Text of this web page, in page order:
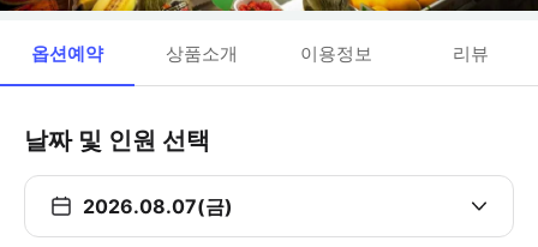
옵션예약 상품소개 이용정보 리뷰
날짜 및 인원 선택
2026.08.07(금)